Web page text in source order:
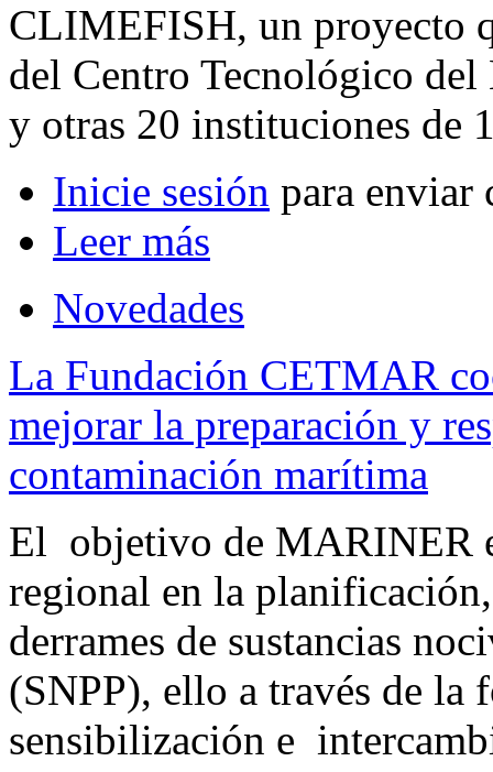
CLIMEFISH, un proyecto
del Centro Tecnológico
y otras 20 instituciones de
Inicie sesión para enviar
Leer más
Novedades
La Fundación CETMAR
mejorar la preparación y
contaminación marítima
El objetivo de MARINER
regional en la
derrames de sustancias
(SNPP), ello a través de la
sensibilización e